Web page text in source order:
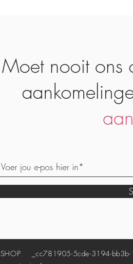
Moet nooit ons
SHOP
_cc781905-5cde-3194-